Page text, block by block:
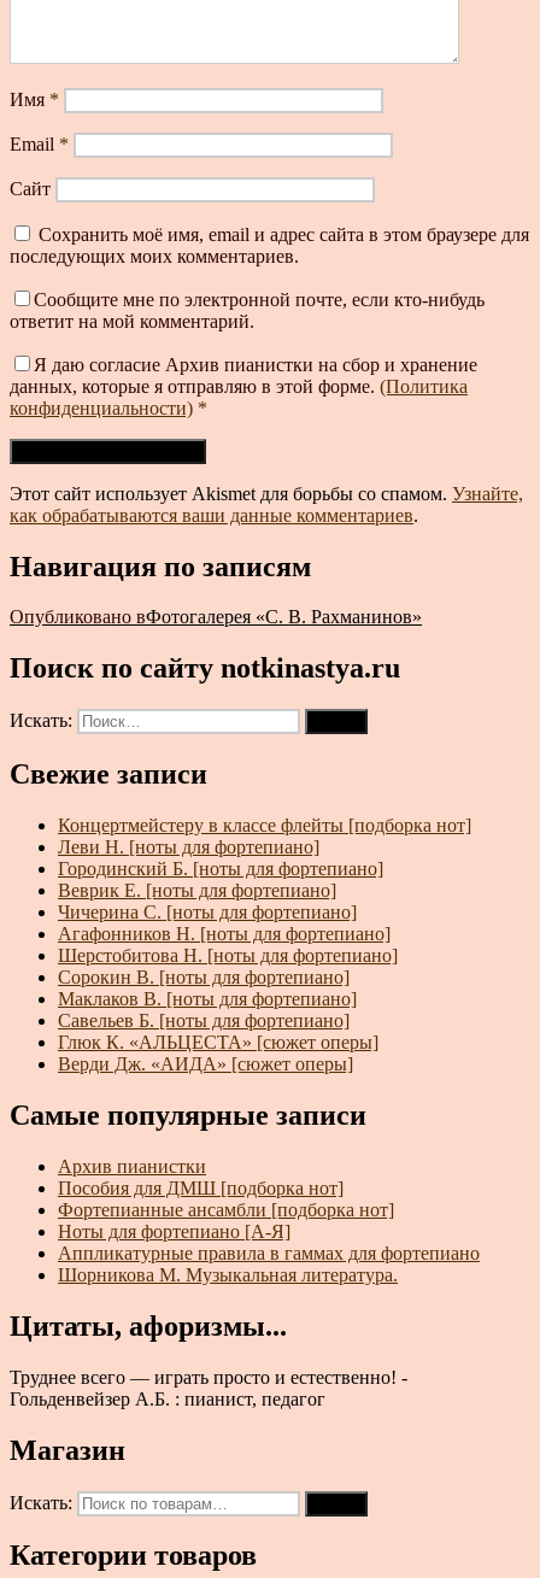
Имя *
Email *
Сайт
Сохранить моё имя, email и адрес сайта в этом браузере для
последующих моих комментариев.
Сообщите мне по электронной почте, если кто-нибудь
ответит на мой комментарий.
Я даю согласие Архив пианистки на сбор и хранение
данных, которые я отправляю в этой форме. (Политика
конфиденциальности) *
Этот сайт использует Akismet для борьбы со спамом. Узнайте,
как обрабатываются ваши данные комментариев.
Навигация по записям
Опубликовано вФотогалерея «С. В. Рахманинов»
Поиск по сайту notkinastya.ru
Искать:
Свежие записи
Концертмейстеру в классе флейты [подборка нот]
Леви Н. [ноты для фортепиано]
Городинский Б. [ноты для фортепиано]
Веврик Е. [ноты для фортепиано]
Чичерина С. [ноты для фортепиано]
Агафонников Н. [ноты для фортепиано]
Шерстобитова Н. [ноты для фортепиано]
Сорокин В. [ноты для фортепиано]
Маклаков В. [ноты для фортепиано]
Савельев Б. [ноты для фортепиано]
Глюк К. «АЛЬЦЕСТА» [сюжет оперы]
Верди Дж. «АИДА» [сюжет оперы]
Самые популярные записи
Архив пианистки
Пособия для ДМШ [подборка нот]
Фортепианные ансамбли [подборка нот]
Ноты для фортепиано [А-Я]
Аппликатурные правила в гаммах для фортепиано
Шорникова М. Музыкальная литература.
Цитаты, афоризмы...
Труднее всего — играть просто и естественно! -
Гольденвейзер А.Б. : пианист, педагог
Магазин
Искать:
Категории товаров